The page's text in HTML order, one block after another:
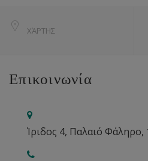
ΧΆΡΤΗΣ
Επικοινωνία
Ίριδος 4, Παλαιό Φάληρο,